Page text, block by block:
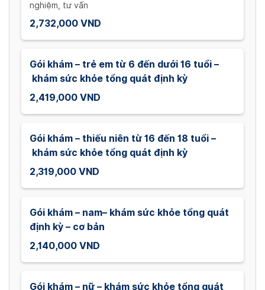
nghiệm, tư vấn
2,732,000 VND
Gói khám – trẻ em từ 6 đến dưới 16 tuổi –
khám sức khỏe tổng quát định kỳ
2,419,000 VND
Gói khám – thiếu niên từ 16 đến 18 tuổi –
khám sức khỏe tổng quát định kỳ
2,319,000 VND
Gói khám – nam– khám sức khỏe tổng quát
định kỳ – cơ bản
2,140,000 VND
Gói khám – nữ – khám sức khỏe tổng quát